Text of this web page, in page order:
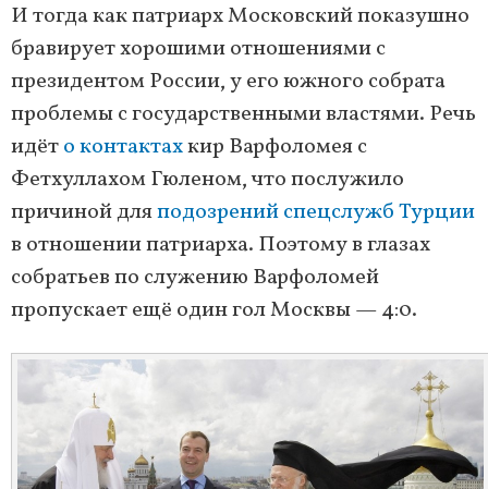
И тогда как патриарх Московский показушно
бравирует хорошими отношениями с
президентом России, у его южного собрата
проблемы с государственными властями. Речь
идёто контактахкир Варфоломея с
Фетхуллахом Гюленом, что послужило
причиной дляподозрений спецслужб Турции
в отношении патриарха. Поэтому в глазах
собратьев по служению Варфоломей
пропускает ещё один гол Москвы — 4:0.